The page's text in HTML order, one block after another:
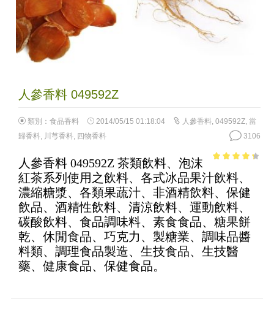
人參香料 049592Z
類別： 食品香料 2014/05/15 01:18:04 人參香料, 049592Z, 當
歸香料, 川芎香料, 四物香料 3106
of 5
人參香料 049592Z 茶類飲料、泡沫
紅茶系列使用之飲料、各式冰品果汁飲料、
濃縮糖漿、各類果蔬汁、非酒精飲料、保健
飲品、酒精性飲料、清涼飲料、運動飲料、
碳酸飲料、食品調味料、素食食品、糖果餅
乾、休閒食品、巧克力、製糖業、調味品醬
料類、調理食品製造、生技食品、生技醫
藥、健康食品、保健食品。